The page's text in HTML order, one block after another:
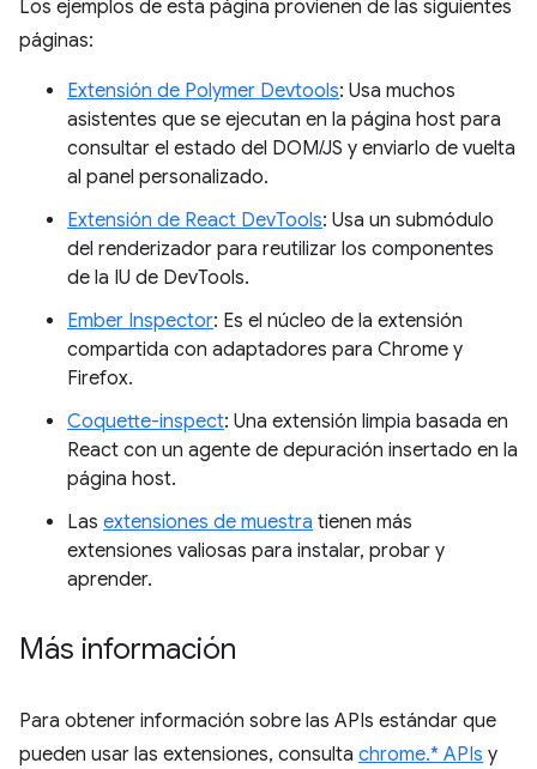
Los ejemplos de esta página provienen de las siguientes
páginas:
Extensión de Polymer Devtools: Usa muchos
asistentes que se ejecutan en la página host para
consultar el estado del DOM/JS y enviarlo de vuelta
al panel personalizado.
Extensión de React DevTools: Usa un submódulo
del renderizador para reutilizar los componentes
de la IU de DevTools.
Ember Inspector: Es el núcleo de la extensión
compartida con adaptadores para Chrome y
Firefox.
Coquette-inspect: Una extensión limpia basada en
React con un agente de depuración insertado en la
página host.
Las extensiones de muestra tienen más
extensiones valiosas para instalar, probar y
aprender.
Más información
Para obtener información sobre las APIs estándar que
pueden usar las extensiones, consulta chrome.* APIs y